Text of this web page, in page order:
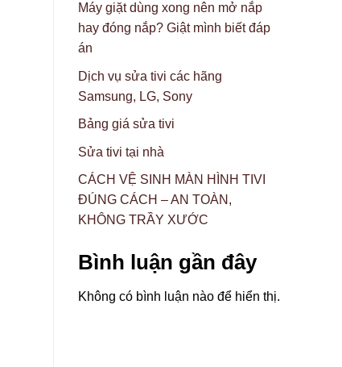
Máy giặt dùng xong nên mở nắp
hay đóng nắp? Giật mình biết đáp
án
Dịch vụ sửa tivi các hãng
Samsung, LG, Sony
Bảng giá sửa tivi
Sửa tivi tại nhà
CÁCH VỆ SINH MÀN HÌNH TIVI
ĐÚNG CÁCH – AN TOÀN,
KHÔNG TRẦY XƯỚC
Bình luận gần đây
Không có bình luận nào để hiển thị.